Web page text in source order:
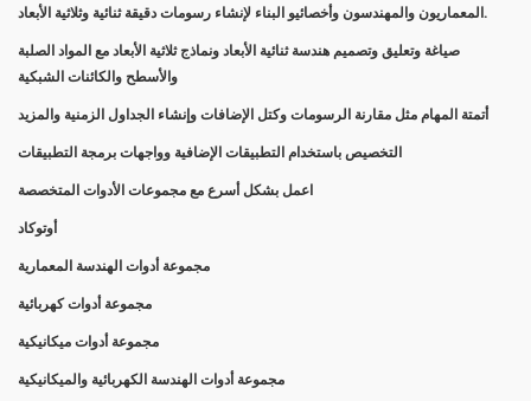
المعماريون والمهندسون وأخصائيو البناء لإنشاء رسومات دقيقة ثنائية وثلاثية الأبعاد.
صياغة وتعليق وتصميم هندسة ثنائية الأبعاد ونماذج ثلاثية الأبعاد مع المواد الصلبة
والأسطح والكائنات الشبكية
أتمتة المهام مثل مقارنة الرسومات وكتل الإضافات وإنشاء الجداول الزمنية والمزيد
التخصيص باستخدام التطبيقات الإضافية وواجهات برمجة التطبيقات
اعمل بشكل أسرع مع مجموعات الأدوات المتخصصة
أوتوكاد
مجموعة أدوات الهندسة المعمارية
مجموعة أدوات كهربائية
مجموعة أدوات ميكانيكية
مجموعة أدوات الهندسة الكهربائية والميكانيكية